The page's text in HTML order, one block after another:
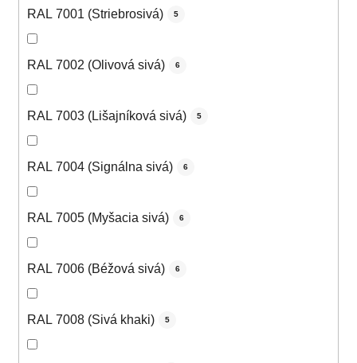
RAL 7001 (Striebrosivá) 5
RAL 7002 (Olivová sivá) 6
RAL 7003 (Lišajníková sivá) 5
RAL 7004 (Signálna sivá) 6
RAL 7005 (Myšacia sivá) 6
RAL 7006 (Béžová sivá) 6
RAL 7008 (Sivá khaki) 5